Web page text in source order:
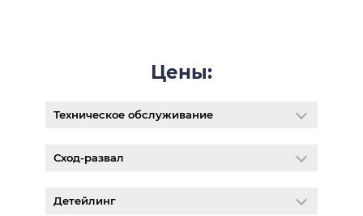
Цены:
Техническое обслуживание
Сход-развал
Детейлинг